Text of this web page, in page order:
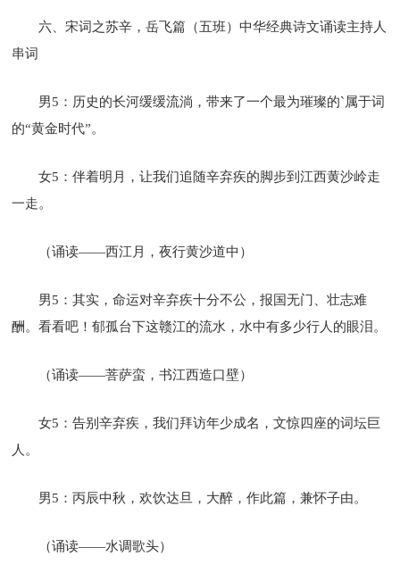
六、宋词之苏辛，岳飞篇（五班）中华经典诗文诵读主持人
串词
男5：历史的长河缓缓流淌，带来了一个最为璀璨的`属于词
的“黄金时代”。
女5：伴着明月，让我们追随辛弃疾的脚步到江西黄沙岭走
一走。
（诵读——西江月，夜行黄沙道中）
男5：其实，命运对辛弃疾十分不公，报国无门、壮志难
酬。看看吧！郁孤台下这赣江的流水，水中有多少行人的眼泪。
（诵读——菩萨蛮，书江西造口壁）
女5：告别辛弃疾，我们拜访年少成名，文惊四座的词坛巨
人。
男5：丙辰中秋，欢饮达旦，大醉，作此篇，兼怀子由。
（诵读——水调歌头）